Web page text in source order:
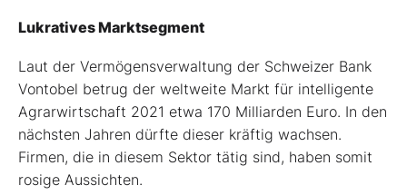
Lukratives Marktsegment
Laut der Vermögensverwaltung der Schweizer Bank
Vontobel betrug der weltweite Markt für intelligente
Agrarwirtschaft 2021 etwa 170 Milliarden Euro. In den
nächsten Jahren dürfte dieser kräftig wachsen.
Firmen, die in diesem Sektor tätig sind, haben somit
rosige Aussichten.